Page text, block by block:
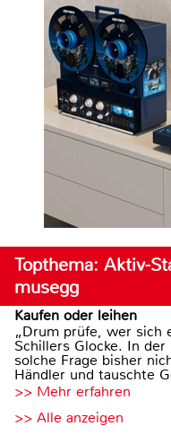
Topthema: Aktiv-
musegg
Kaufen oder leihen
„Drum prüfe, wer sich
Schillers Glocke. In
solche Frage bisher
Händler und tauschte
>> Mehr erfahren
>> Alle anzeigen